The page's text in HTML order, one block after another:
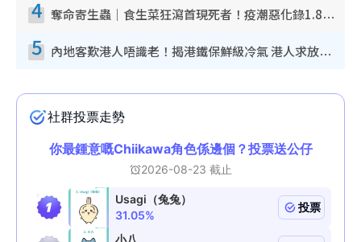
4 奪命寄生蟲｜食生菜狂瀉首現死者！疫潮惡化錄1.8萬宗病例 揭洗菜3大謬誤
5 內地客歎港人唔識老！揭港鐵保鮮級冷氣 港人求放過：咪投訴